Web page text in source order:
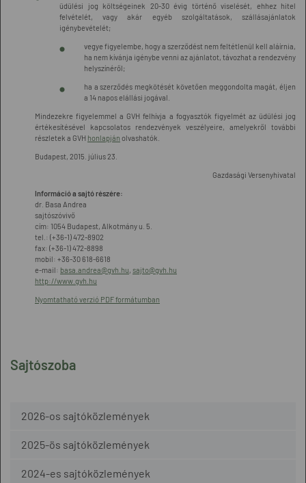
Sajtószoba
2026-os sajtóközlemények
2025-ös sajtóközlemények
2024-es sajtóközlemények
üdülési jog költségeinek 20-30 évig történő viselését, ehhez hitel
felvételét, vagy akár egyéb szolgáltatások, szállásajánlatok
igénybevételét;
vegye figyelembe, hogy a szerződést nem feltétlenül kell aláírnia,
ha nem kívánja igénybe venni az ajánlatot, távozhat a rendezvény
helyszínéről;
ha a szerződés megkötését követően meggondolta magát, éljen
a 14 napos elállási jogával.
Mindezekre figyelemmel a GVH felhívja a fogyasztók figyelmét az üdülési jog
értékesítésével kapcsolatos rendezvények veszélyeire, amelyekről további
részletek a GVH honlapján olvashatók.
Budapest, 2015. július 23.
Gazdasági Versenyhivatal
Információ a sajtó részére:
dr. Basa Andrea
sajtószóvivő
cím: 1054 Budapest, Alkotmány u. 5.
tel.: (+36-1) 472-8902
fax: (+36-1) 472-8898
mobil: +36-30 618-6618
e-mail: basa.andrea@gvh.hu, sajto@gvh.hu
http://www.gvh.hu
Nyomtatható verzió PDF formátumban